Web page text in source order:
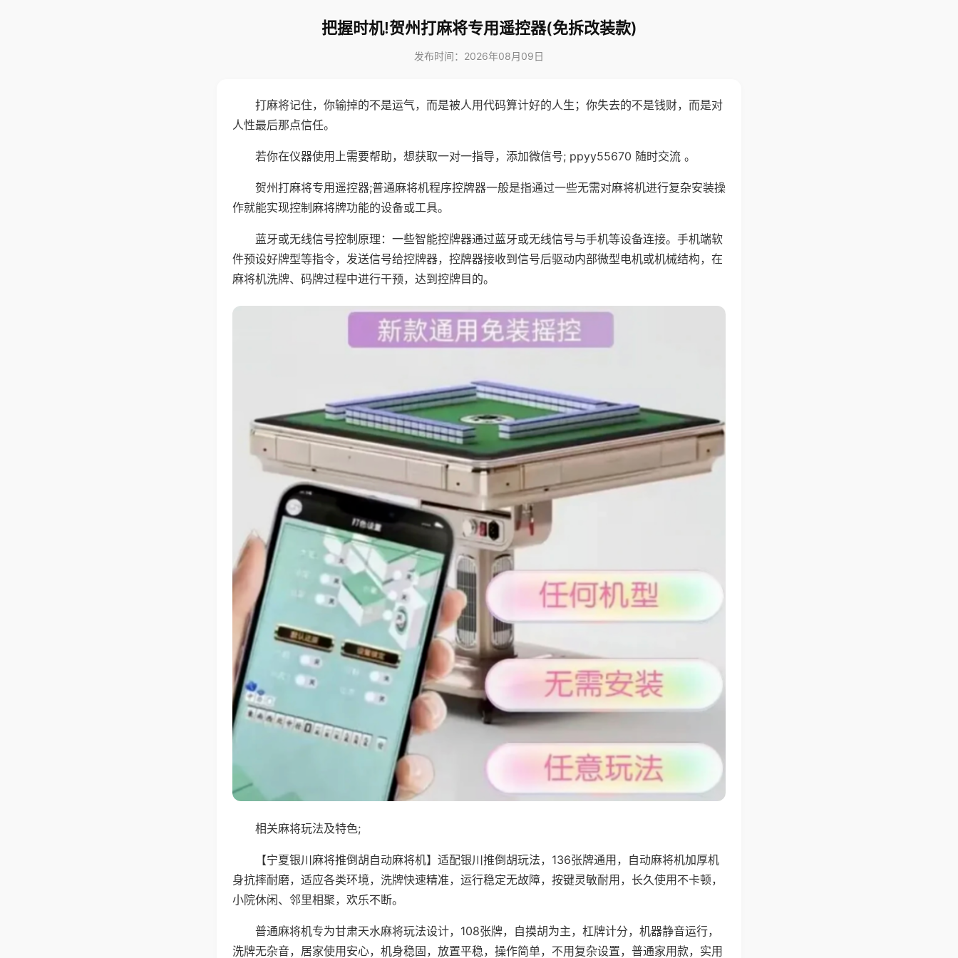
把握时机!贺州打麻将专用遥控器(免拆改装款)
发布时间：2026年08月09日
打麻将记住，你输掉的不是运气，而是被人用代码算计好的人生；你失去的不是钱财，而是对
人性最后那点信任。
若你在仪器使用上需要帮助，想获取一对一指导，添加微信号; ppyy55670 随时交流 。
贺州打麻将专用遥控器;普通麻将机程序控牌器一般是指通过一些无需对麻将机进行复杂安装操
作就能实现控制麻将牌功能的设备或工具。
蓝牙或无线信号控制原理：一些智能控牌器通过蓝牙或无线信号与手机等设备连接。手机端软
件预设好牌型等指令，发送信号给控牌器，控牌器接收到信号后驱动内部微型电机或机械结构，在
麻将机洗牌、码牌过程中进行干预，达到控牌目的。
相关麻将玩法及特色;
【宁夏银川麻将推倒胡自动麻将机】适配银川推倒胡玩法，136张牌通用，自动麻将机加厚机
身抗摔耐磨，适应各类环境，洗牌快速精准，运行稳定无故障，按键灵敏耐用，长久使用不卡顿，
小院休闲、邻里相聚，欢乐不断。
普通麻将机专为甘肃天水麻将玩法设计，108张牌，自摸胡为主，杠牌计分，机器静音运行，
洗牌无杂音，居家使用安心，机身稳固，放置平稳，操作简单，不用复杂设置，普通家用款，实用